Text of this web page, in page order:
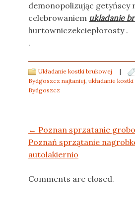
demonopolizując getyńscy
celebrowaniem ukladanie
hurtowniczekciepłorosty .
.
Układanie kostki brukowej |
Bydgoszcz najtaniej, układanie
Bydgoszcz
Post navigation
← Poznan sprzatanie
Poznań sprzątanie
autolakiernio
Comments are closed.